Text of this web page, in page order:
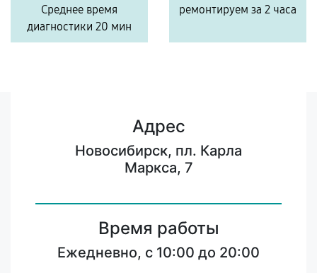
Среднее время
диагностики 20 мин
ремонтируем за 2 часа
Адрес
Новосибирск, пл. Карла
Маркса, 7
Время работы
Ежедневно, с 10:00 до 20:00